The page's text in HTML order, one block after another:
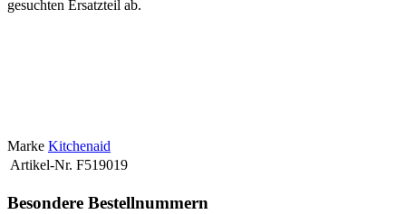
gesuchten Ersatzteil ab.
Marke Kitchenaid
Artikel-Nr. F519019
Besondere Bestellnummern